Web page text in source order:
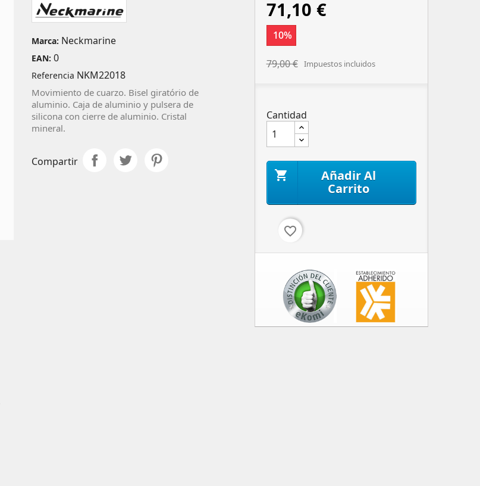
Marca: Neckmarine
EAN: 0
Referencia NKM22018
Movimiento de cuarzo. Bisel giratório de
aluminio. Caja de aluminio y pulsera de
silicona con cierre de aluminio. Cristal
mineral.
Compartir
71,10 €
10%
79,00 € Impuestos incluidos
Cantidad

Añadir Al
Carrito
favorite_border